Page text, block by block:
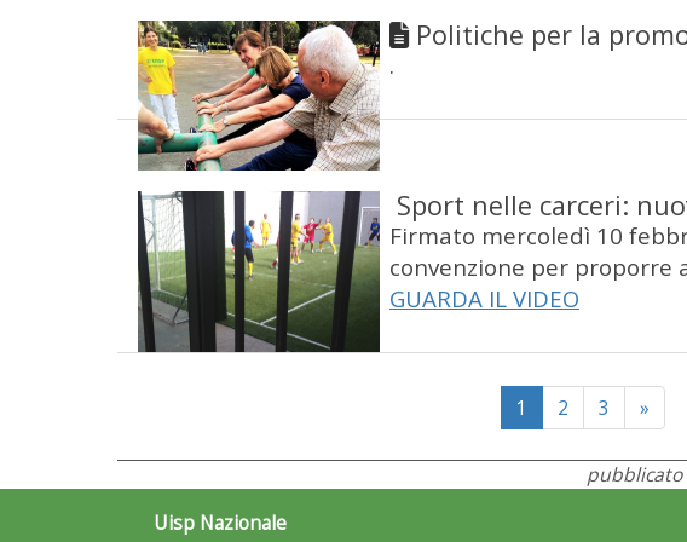
Politiche per la
.
Sport nelle carceri:
Firmato mercoledì 10
convenzione per
GUARDA IL VIDEO
1 2 3 »Next
pubblicato
Uisp Nazionale